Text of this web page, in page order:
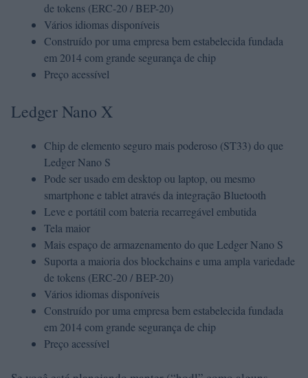
de tokens (ERC-20 / BEP-20)
Vários idiomas disponíveis
Construído por uma empresa bem estabelecida fundada
em 2014 com grande segurança de chip
Preço acessível
Ledger Nano X
Chip de elemento seguro mais poderoso (ST33) do que
Ledger Nano S
Pode ser usado em desktop ou laptop, ou mesmo
smartphone e tablet através da integração Bluetooth
Leve e portátil com bateria recarregável embutida
Tela maior
Mais espaço de armazenamento do que Ledger Nano S
Suporta a maioria dos blockchains e uma ampla variedade
de tokens (ERC-20 / BEP-20)
Vários idiomas disponíveis
Construído por uma empresa bem estabelecida fundada
em 2014 com grande segurança de chip
Preço acessível